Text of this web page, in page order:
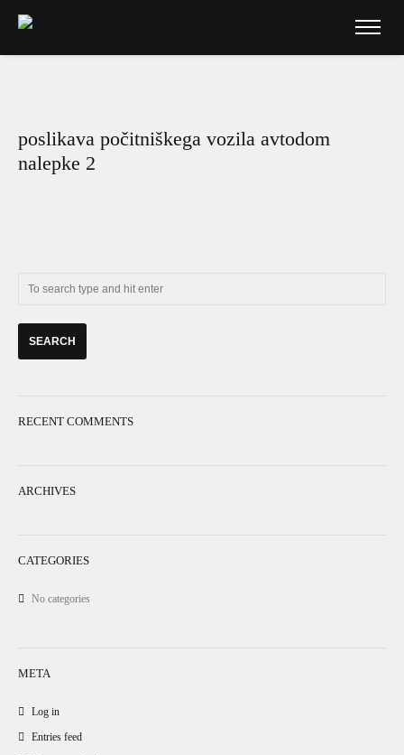
poslikava počitniškega vozila avtodom
nalepke 2
RECENT COMMENTS
ARCHIVES
CATEGORIES
No categories
META
Log in
Entries feed